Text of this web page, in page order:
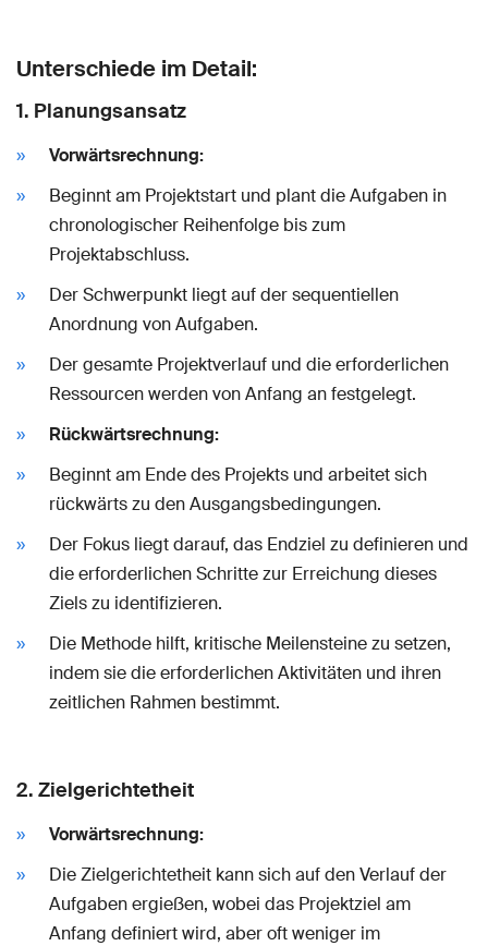
Unterschiede im Detail:
1. Planungsansatz
Vorwärtsrechnung:
Beginnt am Projektstart und plant die Aufgaben in
chronologischer Reihenfolge bis zum
Projektabschluss.
Der Schwerpunkt liegt auf der sequentiellen
Anordnung von Aufgaben.
Der gesamte Projektverlauf und die erforderlichen
Ressourcen werden von Anfang an festgelegt.
Rückwärtsrechnung:
Beginnt am Ende des Projekts und arbeitet sich
rückwärts zu den Ausgangsbedingungen.
Der Fokus liegt darauf, das Endziel zu definieren und
die erforderlichen Schritte zur Erreichung dieses
Ziels zu identifizieren.
Die Methode hilft, kritische Meilensteine zu setzen,
indem sie die erforderlichen Aktivitäten und ihren
zeitlichen Rahmen bestimmt.
2. Zielgerichtetheit
Vorwärtsrechnung:
Die Zielgerichtetheit kann sich auf den Verlauf der
Aufgaben ergießen, wobei das Projektziel am
Anfang definiert wird, aber oft weniger im